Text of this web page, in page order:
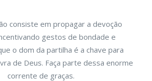
consiste em propagar a devoção
gestos de bondade e
o dom da partilha é a chave para
de Deus. Faça parte dessa enorme
corrente de graças.